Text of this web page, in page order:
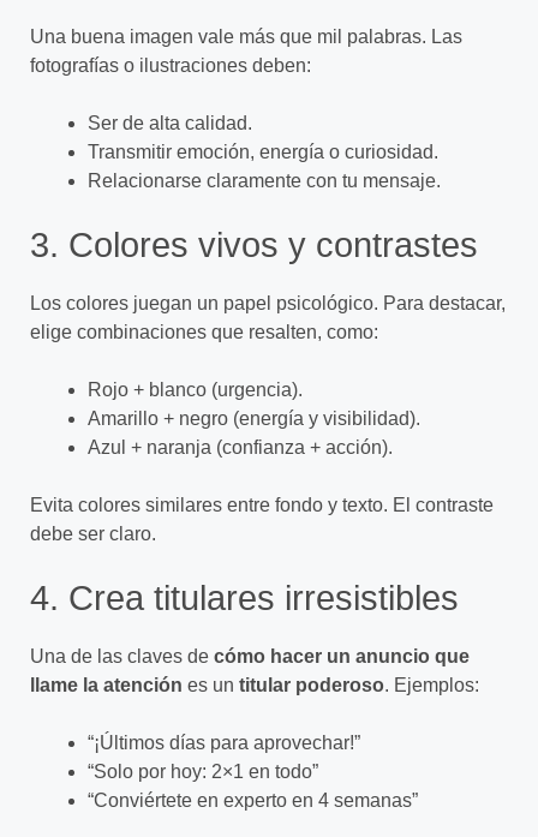
Una buena imagen vale más que mil palabras. Las
fotografías o ilustraciones deben:
Ser de alta calidad.
Transmitir emoción, energía o curiosidad.
Relacionarse claramente con tu mensaje.
3. Colores vivos y contrastes
Los colores juegan un papel psicológico. Para destacar,
elige combinaciones que resalten, como:
Rojo + blanco (urgencia).
Amarillo + negro (energía y visibilidad).
Azul + naranja (confianza + acción).
Evita colores similares entre fondo y texto. El contraste
debe ser claro.
4. Crea titulares irresistibles
Una de las claves de cómo hacer un anuncio que
llame la atención es un titular poderoso. Ejemplos:
“¡Últimos días para aprovechar!”
“Solo por hoy: 2×1 en todo”
“Conviértete en experto en 4 semanas”